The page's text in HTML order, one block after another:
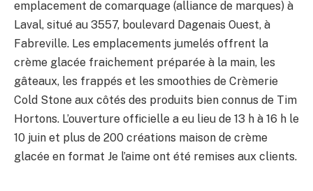
emplacement de comarquage (alliance de marques) à
Laval, situé au 3557, boulevard Dagenais Ouest, à
Fabreville. Les emplacements jumelés offrent la
crème glacée fraichement préparée à la main, les
gâteaux, les frappés et les smoothies de Crèmerie
Cold Stone aux côtés des produits bien connus de Tim
Hortons. L’ouverture officielle a eu lieu de 13 h à 16 h le
10 juin et plus de 200 créations maison de crème
glacée en format Je l’aime ont été remises aux clients.